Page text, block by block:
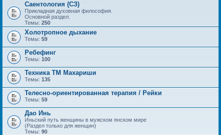
Саентология (СЗ)
Прикладная духовная философия.
Основной раздел.
Темы: 250
Холотропное дыхание
Темы: 59
Ребефинг
Темы: 100
Техника ТМ Махариши
Темы: 135
Телесно-ориентированная терапия / Рейки
Темы: 59
Дао Инь
Иньский путь женщины в мужском янском мире
(Раздел только для женщин)
Темы: 90